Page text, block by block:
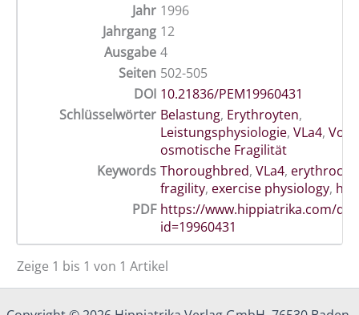
Jahr 1996
Jahrgang 12
Ausgabe 4
Seiten 502-505
DOI 10.21836/PEM19960431
Schlüsselwörter Belastung, Erythroyten,
Leistungsphysiologie, VLa4,
osmotische Fragilität
Keywords Thoroughbred, VLa4,
fragility, exercise physiology,
PDF https://www.hippiatrika.com/
id=19960431
Zeige 1 bis 1 von 1 Artikel